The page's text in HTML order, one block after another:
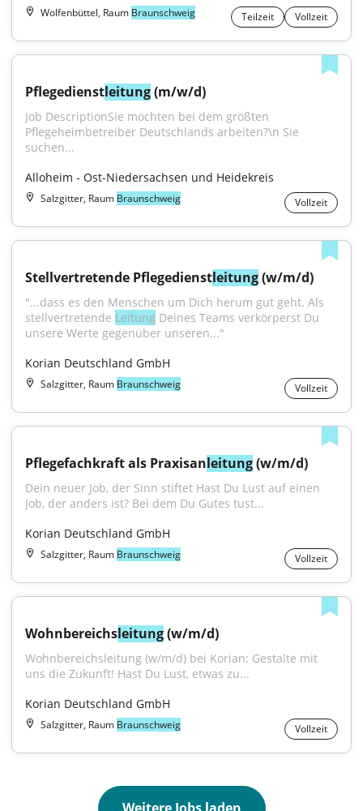
Wolfenbüttel, Raum Braunschweig Teilzeit Vollzeit
Pflegedienstleitung (m/w/d)
Job DescriptionSie möchten bei dem größten
Pflegeheimbetreiber Deutschlands arbeiten?\n Sie
suchen...
Alloheim - Ost-Niedersachsen und Heidekreis
Salzgitter, Raum Braunschweig Vollzeit
Stellvertretende Pflegedienstleitung (w/m/d)
"...dass es den Menschen um Dich herum gut geht. Als
stellvertretende Leitung Deines Teams verkörperst Du
unsere Werte gegenüber unseren..."
Korian Deutschland GmbH
Salzgitter, Raum Braunschweig Vollzeit
Pflegefachkraft als Praxisanleitung (w/m/d)
Dein neuer Job, der Sinn stiftet Hast Du Lust auf einen
Job, der anders ist? Bei dem Du Gutes tust...
Korian Deutschland GmbH
Salzgitter, Raum Braunschweig Vollzeit
Wohnbereichsleitung (w/m/d)
Wohnbereichsleitung (w/m/d) bei Korian: Gestalte mit
uns die Zukunft! Hast Du Lust, etwas zu...
Korian Deutschland GmbH
Salzgitter, Raum Braunschweig Vollzeit